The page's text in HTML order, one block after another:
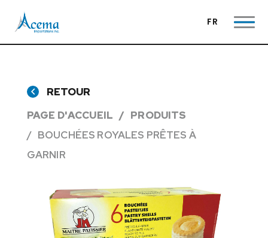
FR
RETOUR
PAGE D'ACCUEIL
PRODUITS
BOUCHÉES ROYALES PRÊTES À
GARNIR